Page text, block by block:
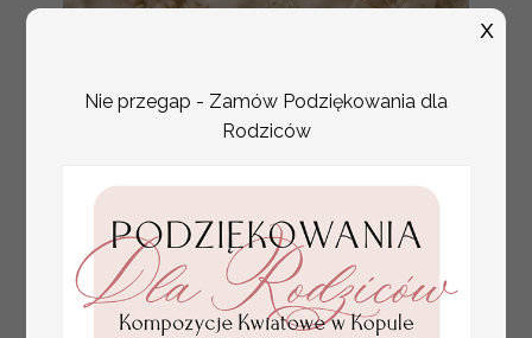
Prezent dla dziecka na narodziny
welurowy album na zdjęcia,
Nie przegap - Zamów Podziękowania dla
Rodziców
X